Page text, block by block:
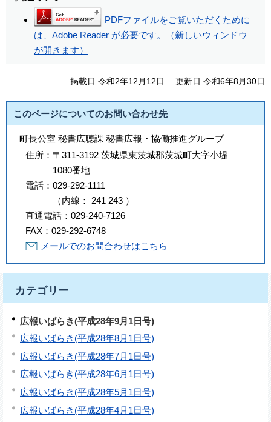
PDFファイルをご覧いただくために
は、Adobe Reader が必要です。（新しいウィンドウ
が開きます）
掲載日 令和2年12月12日 更新日 令和6年8月30日
このページについてのお問い合わせ先
町長公室 秘書広聴課 秘書広報・協働推進グループ
住所： 〒311-3192 茨城県東茨城郡茨城町大字小堤
1080番地
電話： 029-292-1111
（内線 ： 241 243 ）
直通電話： 029-240-7126
FAX： 029-292-6748
メールでのお問合わせはこちら
カテゴリー
広報いばらき(平成28年9月1日号)
広報いばらき(平成28年8月1日号)
広報いばらき(平成28年7月1日号)
広報いばらき(平成28年6月1日号)
広報いばらき(平成28年5月1日号)
広報いばらき(平成28年4月1日号)